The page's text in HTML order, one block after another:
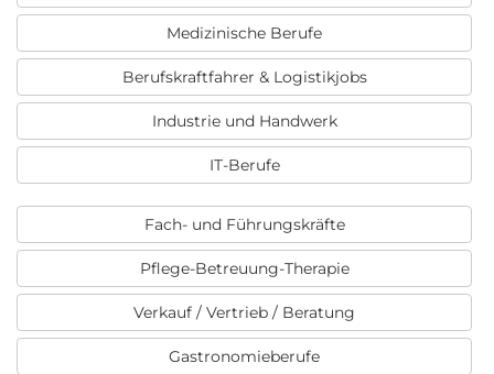
Medizinische Berufe
Berufskraftfahrer & Logistikjobs
Industrie und Handwerk
IT-Berufe
Fach- und Führungskräfte
Pflege-Betreuung-Therapie
Verkauf / Vertrieb / Beratung
Gastronomieberufe